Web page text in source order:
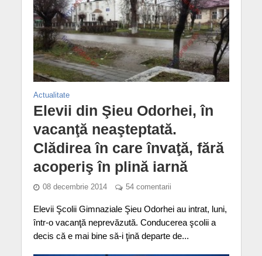
Actualitate
Elevii din Şieu Odorhei, în
vacanţă neaşteptată.
Clădirea în care învaţă, fără
acoperiş în plină iarnă
08 decembrie 2014 54 comentarii
Elevii Şcolii Gimnaziale Şieu Odorhei au intrat, luni,
într-o vacanţă neprevăzută. Conducerea şcolii a
decis că e mai bine să-i ţină departe de...